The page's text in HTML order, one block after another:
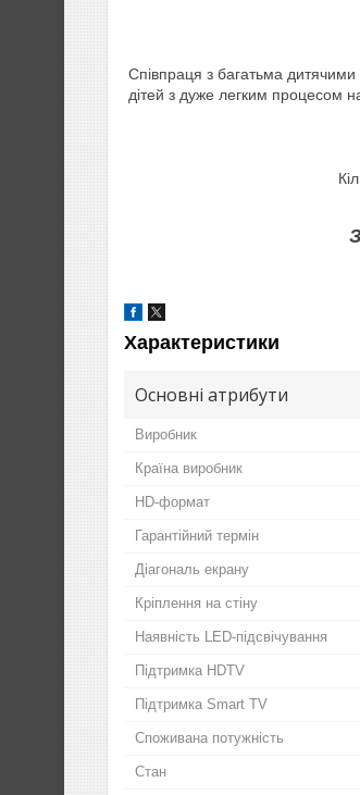
Співпраця з багатьма
дітей з дуже легким процесом
Характеристики
Основні атрибути
Виробник
Країна виробник
HD-формат
Гарантійний термін
Діагональ екрану
Кріплення на стіну
Наявність LED-підсвічування
Підтримка HDTV
Підтримка Smart TV
Споживана потужність
Стан